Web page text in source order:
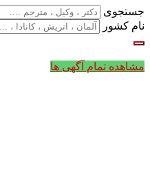
جستجوی
نام کشور
مشاهده تمام آگهی ها